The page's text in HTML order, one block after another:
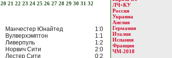
20 21 22 23 24 25 26 27 28 29 30 31 32
Манчестер Юнайтед
1:0
Вулверхэмптон
1:1
Ливерпуль
1:2
Норвич Сити
2:0
Лестер Сити
0:2
ЛЧ+КУ
Россия
Украина
Англия
Германия
Италия
Испания
Франция
ЧМ-2018